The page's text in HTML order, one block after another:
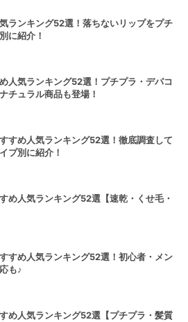
ランキング52選！落ちないリップをプチ
に紹介！
人気ランキング52選！プチプラ・デパコ
チュラル商品も登場！
すめ人気ランキング52選！徹底調査して
プ別に紹介！
め人気ランキング52選【速乾・くせ毛・
すめ人気ランキング52選！初心者・メン
も♪
め人気ランキング52選【プチプラ・髪質